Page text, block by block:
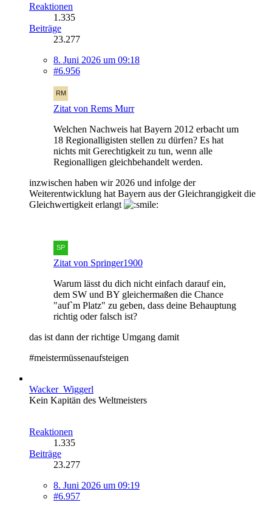
Reaktionen
1.335
Beiträge
23.277
8. Juni 2026 um 09:18
#6.956
Zitat von Rems Murr
Welchen Nachweis hat Bayern 2012 erbacht um
18 Regionalligisten stellen zu dürfen? Es hat
nichts mit Gerechtigkeit zu tun, wenn alle
Regionalligen gleichbehandelt werden.
inzwischen haben wir 2026 und infolge der
Weiterentwicklung hat Bayern aus der Gleichrangigkeit die
Gleichwertigkeit erlangt
Zitat von Springer1900
Warum lässt du dich nicht einfach darauf ein,
dem SW und BY gleichermaßen die Chance
"auf`m Platz" zu geben, dass deine Behauptung
richtig oder falsch ist?
das ist dann der richtige Umgang damit
#meistermüssenaufsteigen
Wacker_Wiggerl
Kein Kapitän des Weltmeisters
Reaktionen
1.335
Beiträge
23.277
8. Juni 2026 um 09:19
#6.957